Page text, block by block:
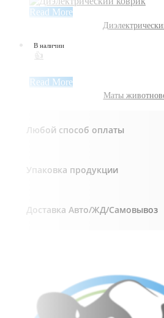
Read More
В наличии
👍
Read More
Маты
Любой способ оплаты
Упаковка продукции
Доставка Авто/ЖД/Самовывоз